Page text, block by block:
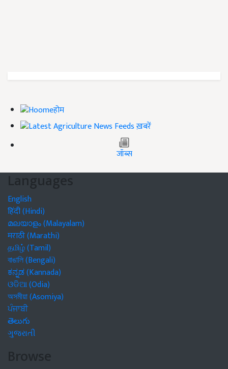
होम
ख़बरें
जॉब्स
Languages
English
हिंदी (Hindi)
മലയാളം (Malayalam)
मराठी (Marathi)
தமிழ் (Tamil)
বাঙালি (Bengali)
ಕನ್ನಡ (Kannada)
ଓଡିଆ (Odia)
অসমীয়া (Asomiya)
ਪੰਜਾਬੀ
తెలుగు
ગુજરાતી
Browse